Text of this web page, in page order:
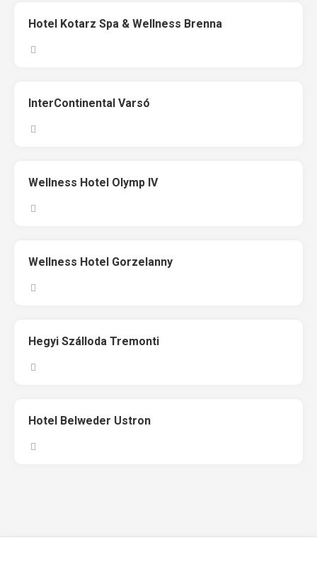
Hotel Kotarz Spa & Wellness Brenna
InterContinental Varsó
Wellness Hotel Olymp IV
Wellness Hotel Gorzelanny
Hegyi Szálloda Tremonti
Hotel Belweder Ustron